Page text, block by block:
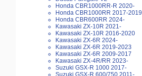
Honda CBR1000RR-R 2020-
Honda CBR1000RR 2017-2019
Honda CBR600RR 2024-
Kawasaki ZX-10R 2021-
Kawasaki ZX-10R 2016-2020
Kawasaki ZX-6R 2024-
Kawasaki ZX-6R 2019-2023
Kawasaki ZX-6R 2009-2017
Kawasaki ZX-4R/RR 2023-
Suzuki GSX-R 1000 2017-
Suzuki GSX-R 600/750 2011-